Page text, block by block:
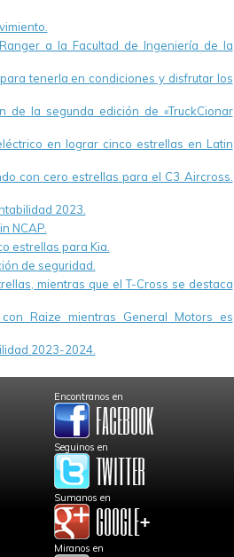
a la Facultad de Ingeniería de la
tenerla en condiciones y disfrutar los
de la segunda edición de «TruckCionar
en lograr cinco estrellas en Latin
con cero estrellas para el C3 Aircross.
2023.
NCAP.
estrellas para Kia.
de seguridad.
mientras que el T-Cross se destaca
Raize mientras General Motors es
2023-2024.
Encontranos en
Seguinos en
Sumanos en
Miranos en